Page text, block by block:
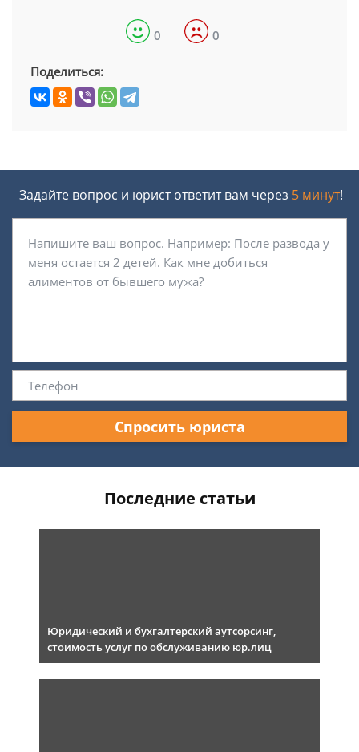
0 0
Поделиться:
Задайте вопрос и юрист ответит вам через 5 минут!
Спросить юриста
Последние статьи
Юридический и бухгалтерский аутсорсинг,
стоимость услуг по обслуживанию юр.лиц